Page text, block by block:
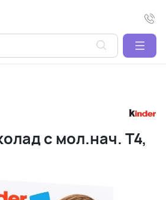
с мол.нач. Т4,